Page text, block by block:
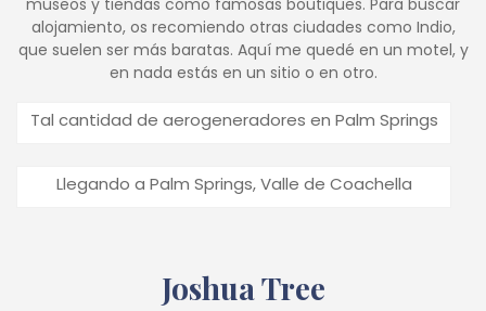
alojamiento, os recomiendo otras ciudades como Indio,
que suelen ser más baratas. Aquí me quedé en un motel, y
en nada estás en un sitio o en otro.
Tal cantidad de aerogeneradores en Palm Springs
Llegando a Palm Springs, Valle de Coachella
Joshua Tree